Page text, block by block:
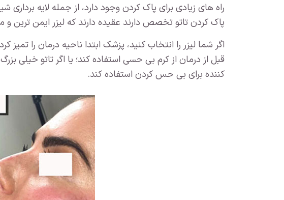
راه های زیادی برای پاک کردن وجود دارد، از جمله لایه برداری
پاک کردن تاتو تخصص دارند عقیده دارند که لیزر ایمن ترین
قبل از درمان از کرم بی حسی استفاده کند؛ یا اگر تاتو خیلی
کننده برای بی حس کردن استفاده کند.